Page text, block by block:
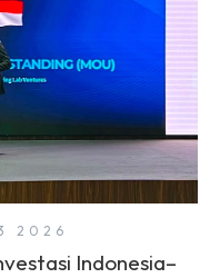
2026
Indonesia–